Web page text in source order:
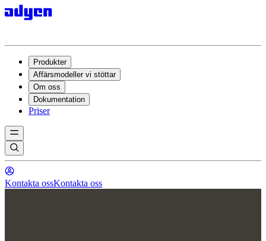
Produkter
Affärsmodeller vi stöttar
Om oss
Dokumentation
Priser
Kontakta ossKontakta oss